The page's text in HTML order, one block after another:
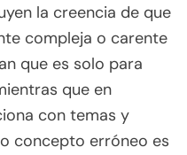
la creencia de que
compleja o carente
que es solo para
que en
con temas y
concepto erróneo es